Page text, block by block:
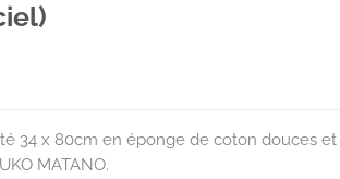
34 x 80cm en éponge de coton douces et
MATANO.